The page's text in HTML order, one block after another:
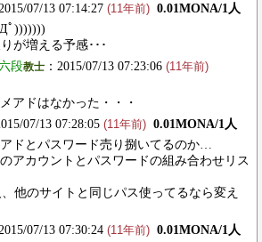
2015/07/13 07:14:27 (11年前) 0.01MONA/1人
ﾟ)))))))
が増える予感･･･
段教士 ：2015/07/13 07:23:06 (11年前)
アドはなかった・・・
07/13 07:28:05 (11年前) 0.01MONA/1人
ドとパスワード売り捌いてるのか…
アカウントとパスワードの組み合わせリス
他のサイトと同じパス使ってるなら変え
2015/07/13 07:30:24 (11年前) 0.01MONA/1人